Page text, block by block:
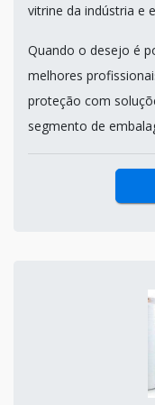
vitrine da indústria e
Quando o desejo é
melhores
proteção com
segmento de